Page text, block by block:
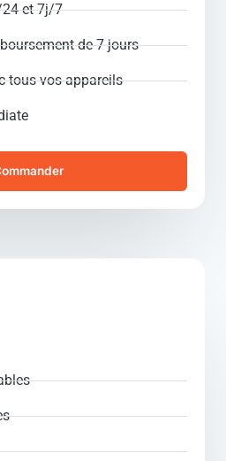
et 7j/7
de 7 jours
tous vos appareils